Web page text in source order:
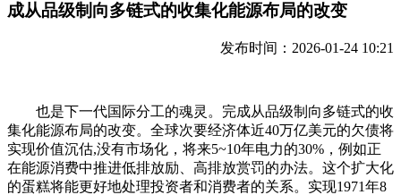
成从品级制向多链式的收集化能源布局的改变
发布时间：2026-01-24 10:21
也是下一代国际分工的魂灵。完成从品级制向多链式的收
集化能源布局的改变。全球次要经济体近40万亿美元的欠债将
实现价值沉估,没有市场化，将来5~10年电力的30%，例如正
在能源消费中推进低排放励、高排放赏罚的办法。这个扩大化
的蛋糕将能更好地处理投资者和消费者的关系。实现1971年8